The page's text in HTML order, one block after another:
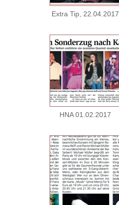
Extra Tip, 22.04.2017
HNA 01.02.2017